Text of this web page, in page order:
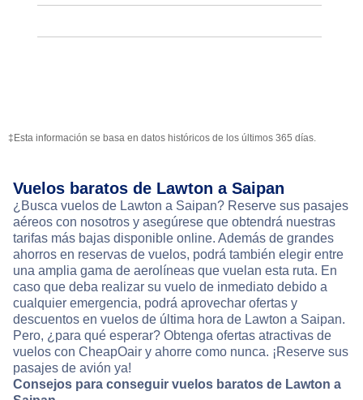
‡Esta información se basa en datos históricos de los últimos 365 días.
Vuelos baratos de Lawton a Saipan
¿Busca vuelos de Lawton a Saipan? Reserve sus pasajes
aéreos con nosotros y asegúrese que obtendrá nuestras
tarifas más bajas disponible online. Además de grandes
ahorros en reservas de vuelos, podrá también elegir entre
una amplia gama de aerolíneas que vuelan esta ruta. En
caso que deba realizar su vuelo de inmediato debido a
cualquier emergencia, podrá aprovechar ofertas y
descuentos en vuelos de última hora de Lawton a Saipan.
Pero, ¿para qué esperar? Obtenga ofertas atractivas de
vuelos con CheapOair y ahorre como nunca. ¡Reserve sus
pasajes de avión ya!
Consejos para conseguir vuelos baratos de Lawton a